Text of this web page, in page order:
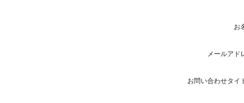
お
メールアド
お問い合わせタイ